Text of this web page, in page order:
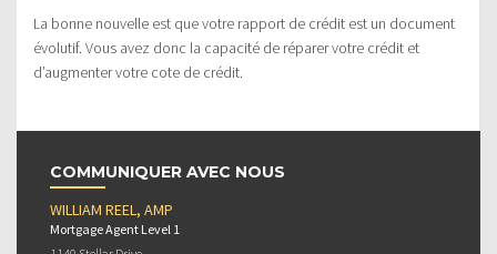
La bonne nouvelle est que votre rapport de crédit est un document
évolutif. Vous avez donc la capacité de réparer votre crédit et
d’augmenter votre cote de crédit.
COMMUNIQUER AVEC NOUS
WILLIAM REEL, AMP
Mortgage Agent Level 1